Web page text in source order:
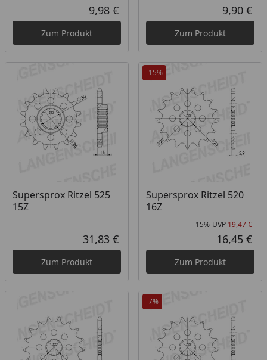
Rabatt in Prozent
Ursprünglicher Preis
Aktueller Preis
9,98 €
Zum Produkt
9,90 €
Zum Produkt
Supersprox Ritzel 525
15Z
Aktueller Preis
31,83 €
Zum Produkt
-15%
Supersprox Ritzel 520
16Z
-15% UVP19,47 €
16,45 €
Zum Produkt
-7%